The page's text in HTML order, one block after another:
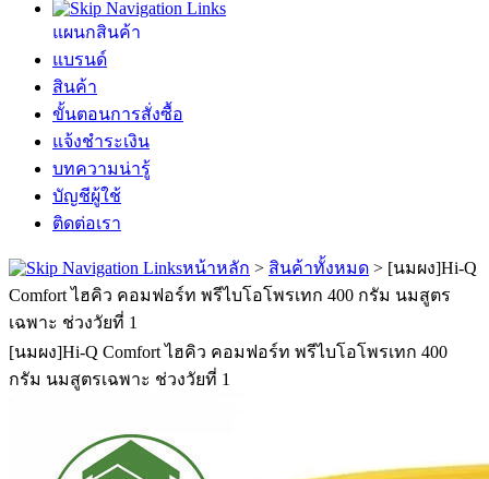
แผนกสินค้า
แบรนด์
สินค้า
ขั้นตอนการสั่งซื้อ
แจ้งชำระเงิน
บทความน่ารู้
บัญชีผู้ใช้
ติดต่อเรา
หน้าหลัก > สินค้าทั้งหมด > [นมผง]Hi-Q
Comfort ไฮคิว คอมฟอร์ท พรีไบโอโพรเทก 400 กรัม นมสูตร
เฉพาะ ช่วงวัยที่ 1
[นมผง]Hi-Q Comfort ไฮคิว คอมฟอร์ท พรีไบโอโพรเทก 400
กรัม นมสูตรเฉพาะ ช่วงวัยที่ 1